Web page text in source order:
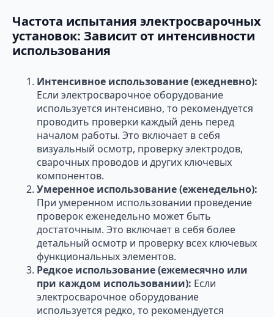
Частота испытания электросварочных
установок: Зависит от интенсивности
использования
Интенсивное использование (ежедневно):
Если электросварочное оборудование
используется интенсивно, то рекомендуется
проводить проверки каждый день перед
началом работы. Это включает в себя
визуальный осмотр, проверку электродов,
сварочных проводов и других ключевых
компонентов.
Умеренное использование (еженедельно):
При умеренном использовании проведение
проверок еженедельно может быть
достаточным. Это включает в себя более
детальный осмотр и проверку всех ключевых
функциональных элементов.
Редкое использование (ежемесячно или
при каждом использовании): Если
электросварочное оборудование
используется редко, то рекомендуется